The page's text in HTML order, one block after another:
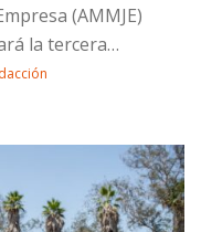
(AMMJE)
la tercera